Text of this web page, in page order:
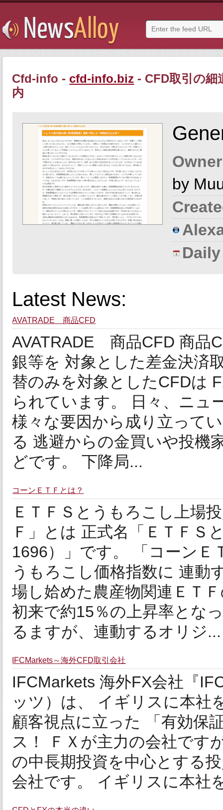
Cfd-info - cfd-info.biz - CFD取引の
内
by
Latest News:
AVATRADE 商品CFD
AVATRADE 商品CFD 商品
銀等を 対象とした差金決済
替のみを対象としたCFDは
られています。 日々、ニュ
様々な要因から成り立って
る 逃避からの金買いや投機
どです。 下降局...
コーンＥＴＦとは？
ＥＴＦＳとうもろこし上場
Ｆ」とは 正式名「ＥＴＦＳ
1696）」です。 「コーンＥ
うもろこし価格指数に 連動
場し姶めた農産物関連ＥＴ
初来で約15％の上昇率とな
るますが、連動するオリジ...
IFCMarkets～海外CFD取引会社
IFCMarkets 海外FX会社『
ッツ）は、 イギリスに本
顧客視点に立った 「有効保
ス！ ＦＸが主力の会社です
の中長期投資を中心とする
会社です。 イギリスに本社